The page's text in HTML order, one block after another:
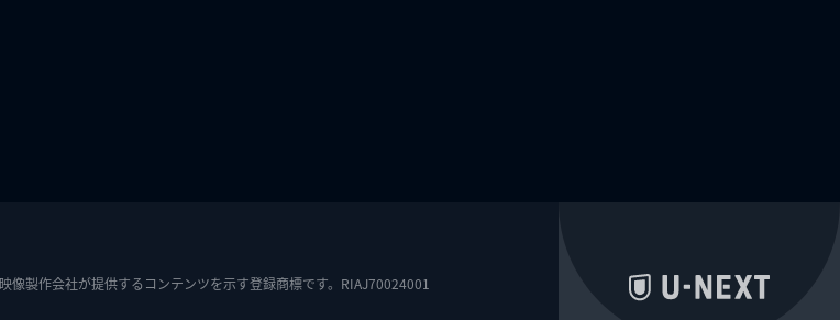
像製作会社が提供するコンテンツを示す登録商標です。RIAJ70024001